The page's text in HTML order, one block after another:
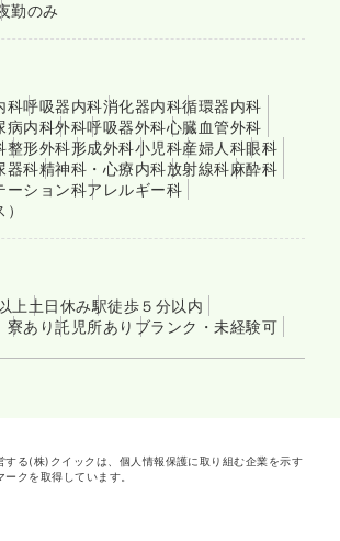
勤のみ
科呼吸器内科消化器内科循環器内科
病内科外科呼吸器外科心臓血管外科
整形外科形成外科小児科産婦人科眼科
器科精神科・心療内科放射線科麻酔科
ーション科アレルギー科
上 土日休み駅徒歩５分以内
寮あり託児所あり ブランク・未経験可
する(株)クイックは、個人情報保護に取り組む企業を示す
ークを取得しています。